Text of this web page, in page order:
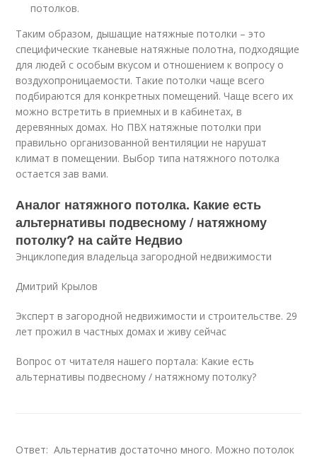
потолков.
Таким образом, дышащие натяжные потолки – это
специфические тканевые натяжные полотна, подходящие
для людей с особым вкусом и отношением к вопросу о
воздухопроницаемости. Такие потолки чаще всего
подбираются для конкретных помещений. Чаще всего их
можно встретить в приемных и в кабинетах, в
деревянных домах. Но ПВХ натяжные потолки при
правильно организованной вентиляции не нарушат
климат в помещении. Выбор типа натяжного потолка
остается зав вами.
Аналог натяжного потолка. Какие есть
альтернативы подвесному / натяжному
потолку? на сайте Недвио
Энциклопедия владельца загородной недвижимости
Дмитрий Крылов
Эксперт в загородной недвижимости и строительстве. 29
лет прожил в частных домах и живу сейчас
Вопрос от читателя нашего портала: Какие есть
альтернативы подвесному / натяжному потолку?
Ответ: Альтернатив достаточно много. Можно потолок